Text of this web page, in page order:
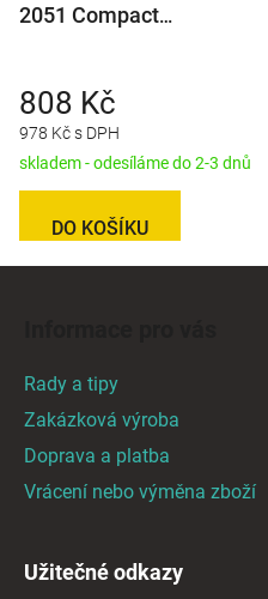
2051 Compact
978 Kč s DPH
808 Kč
skladem - odesíláme do 2-3 dnů
DO KOŠÍKU
Rady a tipy
Zakázková výroba
Doprava a platba
Vrácení nebo výměna zboží
Užitečné odkazy